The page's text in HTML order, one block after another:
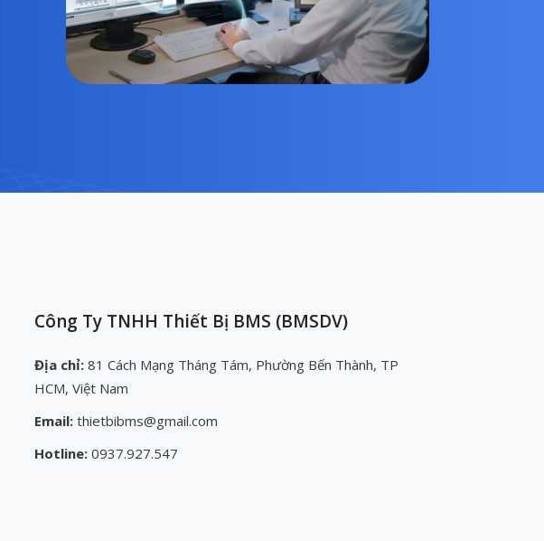
Công Ty TNHH Thiết Bị BMS (BMSDV)
Địa chỉ: 81 Cách Mạng Tháng Tám, Phường Bến Thành, TP
HCM, Việt Nam
Email: thietbibms@gmail.com
Hotline: 0937.927.547